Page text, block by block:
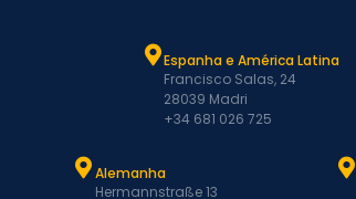
Espanha e América Latina
Francisco Salas, 24
28039 Madri
+34 681 026 725
Alemanha
Hermannstraße 13